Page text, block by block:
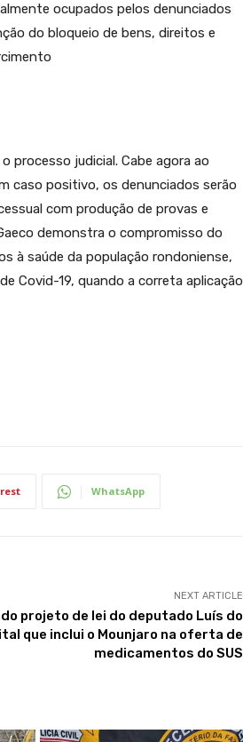
ocupados pelos denunciados
do bloqueio de bens, direitos e
processo judicial. Cabe agora ao
caso positivo, os denunciados serão
com produção de provas e
demonstra o compromisso do
à saúde da população rondoniense,
Covid-19, quando a correta aplicação
WhatsApp
NEXT ARTICLE
projeto de lei do deputado Luís do
que inclui o Mounjaro na oferta de
medicamentos do SUS